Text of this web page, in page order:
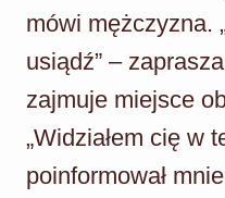
mówi mężczyzna.
usiądź” –
zajmuje miejsce
„Widziałem cię w
poinformował